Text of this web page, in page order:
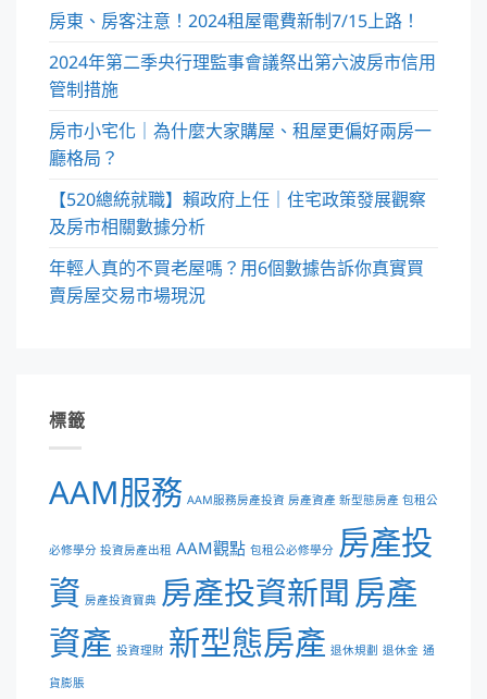
房東、房客注意！2024租屋電費新制7/15上路！
2024年第二季央行理監事會議祭出第六波房市信用
管制措施
房市小宅化｜為什麼大家購屋、租屋更偏好兩房一
廳格局？
【520總統就職】賴政府上任｜住宅政策發展觀察
及房市相關數據分析
年輕人真的不買老屋嗎？用6個數據告訴你真實買
賣房屋交易市場現況
標籤
AAM服務 AAM服務房產投資 房產資產 新型態房產 包租公
必修學分 投資房產出租 AAM觀點 包租公必修學分 房產投
資 房產投資寶典 房產投資新聞 房產
資產 投資理財 新型態房產 退休規劃 退休金 通
貨膨脹